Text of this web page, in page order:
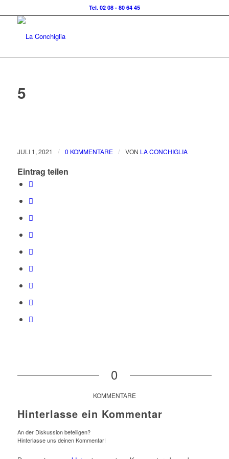
Tel. 02 08 - 80 64 45
5
JULI 1, 2021 / 0 KOMMENTARE / VON LA CONCHIGLIA
Eintrag teilen
0
KOMMENTARE
Hinterlasse ein Kommentar
An der Diskussion beteiligen?
Hinterlasse uns deinen Kommentar!